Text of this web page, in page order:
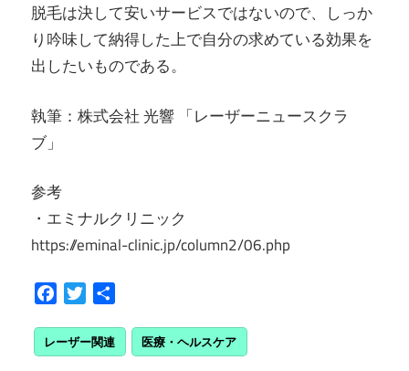
脱毛は決して安いサービスではないので、しっか
り吟味して納得した上で自分の求めている効果を
出したいものである。
執筆：株式会社 光響 「レーザーニュースクラ
ブ」
参考
・エミナルクリニック
https://eminal-clinic.jp/column2/06.php
FacebookTwitter
レーザー関連 医療・ヘルスケア